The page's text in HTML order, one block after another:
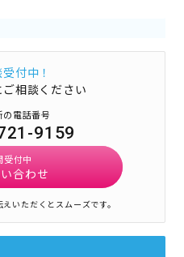
付中！
相談ください
の電話番号
9159
受付中
合わせ
いただくとスムーズです。